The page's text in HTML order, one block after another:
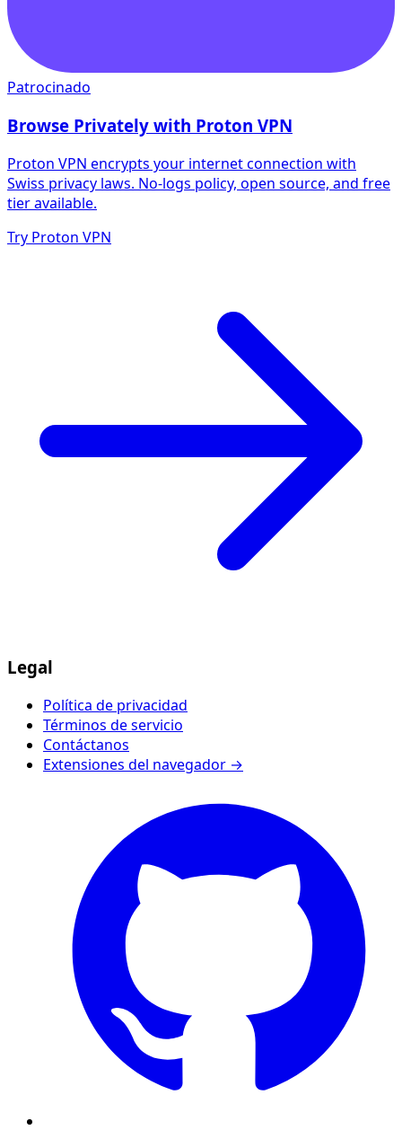
Patrocinado
Browse Privately with Proton VPN
Proton VPN encrypts your internet connection with
Swiss privacy laws. No-logs policy, open source, and free
tier available.
Try Proton VPN
Legal
Política de privacidad
Términos de servicio
Contáctanos
Extensiones del navegador →